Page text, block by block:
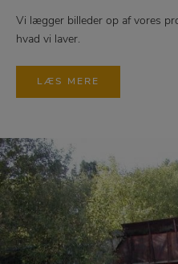
Vi lægger billeder op af vores
hvad vi laver.
LÆS MERE